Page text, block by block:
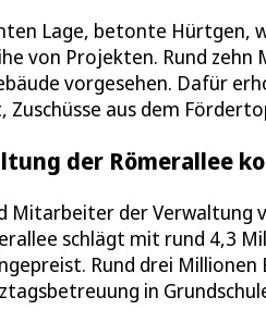
Lage, betonte Hürtgen,
von Projekten. Rund
vorgesehen. Dafür
aus dem
der Römerallee
Mitarbeiter der Verwaltung
schlägt mit rund 4,3
Rund drei Millionen
in